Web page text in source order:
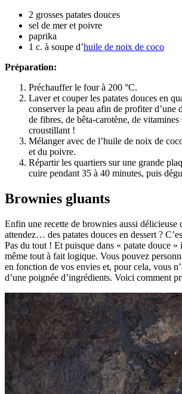
2 grosses patates douces
sel de mer et poivre
paprika
1 c. à soupe d’huile de noix de coco
Préparation:
Préchauffer le four à 200 °C.
Laver et couper les patates douces en
conserver la peau afin de profiter d’une
de fibres, de bêta-carotène, de vitamines
croustillant !
Mélanger avec de l’huile de noix de
et du poivre.
Répartir les quartiers sur une grande
cuire pendant 35 à 40 minutes, puis
Brownies gluants
Enfin une recette de brownies aussi délicieuse
attendez… des patates douces en dessert ?
Pas du tout ! Et puisque dans « patate douce »
même tout à fait logique. Vous pouvez
en fonction de vos envies et, pour cela, vous
d’une poignée d’ingrédients. Voici comment